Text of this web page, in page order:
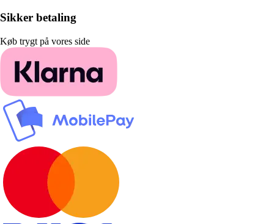
Sikker betaling
Køb trygt på vores side